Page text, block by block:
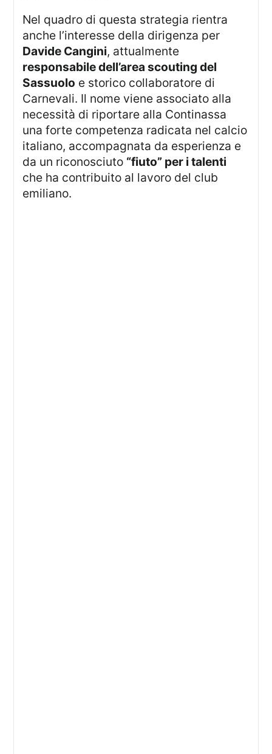
Nel quadro di questa strategia rientra
anche l’interesse della dirigenza per
Davide Cangini, attualmente
responsabile dell’area scouting del
Sassuolo e storico collaboratore di
Carnevali. Il nome viene associato alla
necessità di riportare alla Continassa
una forte competenza radicata nel calcio
italiano, accompagnata da esperienza e
da un riconosciuto “fiuto” per i talenti
che ha contribuito al lavoro del club
emiliano.